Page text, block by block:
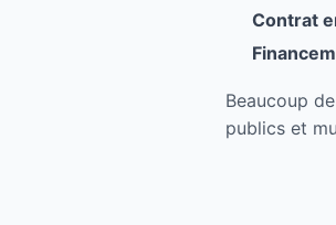
Contrat
Beaucoup
publics et